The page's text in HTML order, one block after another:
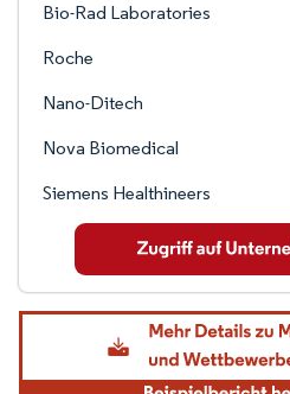
Bio-Rad Laboratories
Roche
Nano-Ditech
Nova Biomedical
Siemens Healthineers